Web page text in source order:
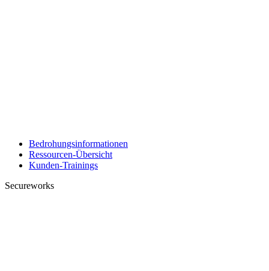
Bedrohungsinformationen
Ressourcen-Übersicht
Kunden-Trainings
Secureworks